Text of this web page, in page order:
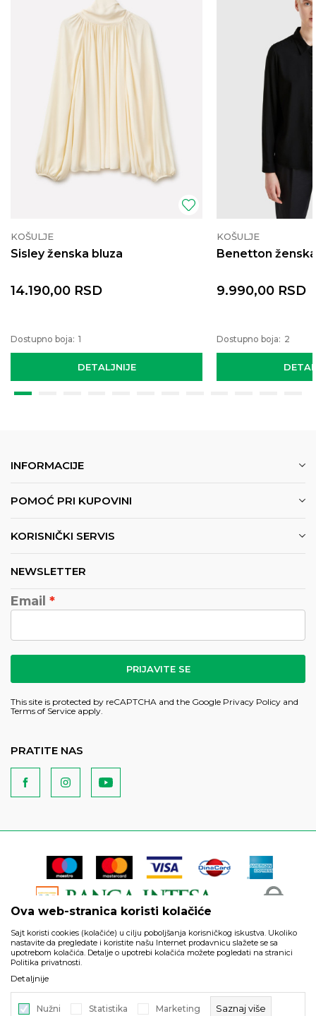
KOŠULJE
Sisley ženska bluza
DETALJNIJE
14.190,00 RSD
Dostupno boja: 1
KOŠULJE
Benetton
9.990,00 RSD
Dostupno boja: 2
INFORMACIJE
POMOĆ PRI KUPOVINI
KORISNIČKI SERVIS
NEWSLETTER
Email
PRIJAVITE SE
This site is protected by reCAPTCHA and the Google Privacy Policy and
Terms of Service apply.
PRATITE NAS
artikli prikazani na sajtu su deo naše ponude i ne podrazumeva
da su dostupni u svakom trenutku.
Ova web-stranica koristi kolačiće
Sajt koristi cookies (kolačiće) u cilju poboljšanja korisničkog iskustva. Ukoliko
nastavite da pregledate i koristite našu Internet prodavnicu slažete se sa
upotrebom kolačića. Detalje o upotrebi kolačića možete pogledati na stranici
Politika privatnosti.
Detaljnije
Nužni Statistika Marketing Saznaj više